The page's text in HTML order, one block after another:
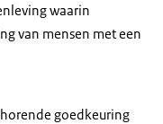
waarin
van mensen met een
goedkeuring